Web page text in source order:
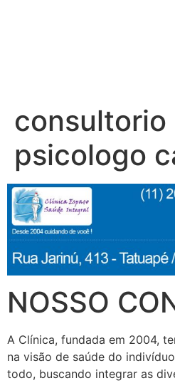
consultorio
psicologo
NOSSO
A Clínica, fundada em 2004,
na visão de saúde do
todo, buscando integrar as